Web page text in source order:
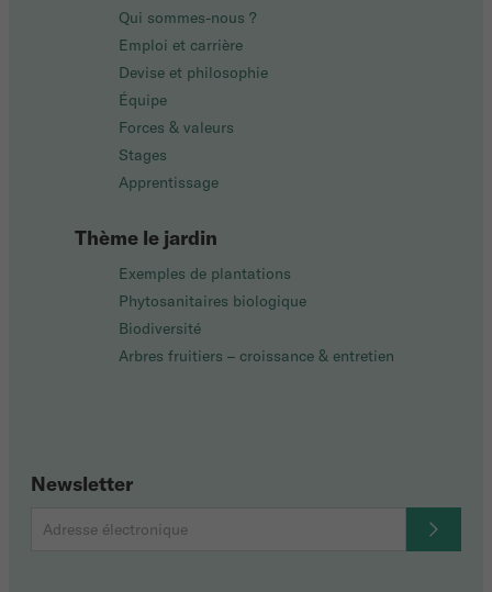
Qui sommes-nous ?
Emploi et carrière
Devise et philosophie
Équipe
Forces & valeurs
Stages
Apprentissage
Thème le jardin
Exemples de plantations
Phytosanitaires biologique
Biodiversité
Arbres fruitiers – croissance & entretien
Newsletter